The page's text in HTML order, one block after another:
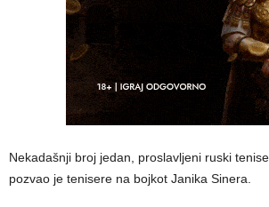
Nekadašnji broj jedan, proslavljeni ruski
pozvao je tenisere na bojkot Janika Sinera.